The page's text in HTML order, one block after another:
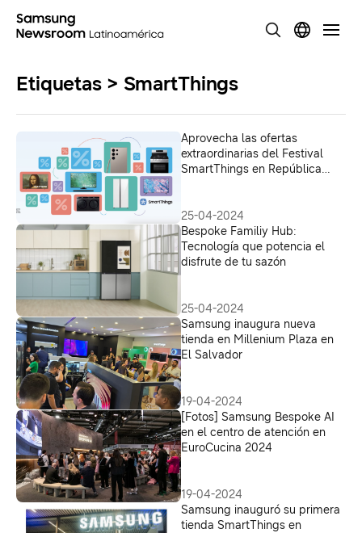
Etiquetas > SmartThings
Aprovecha las ofertas
extraordinarias del Festival
SmartThings en República
25-04-2024
Bespoke Familiy Hub:
Tecnología que potencia el
disfrute de tu sazón
25-04-2024
Samsung inaugura nueva
tienda en Millenium Plaza en
El Salvador
19-04-2024
[Fotos] Samsung Bespoke AI
en el centro de atención en
EuroCucina 2024
19-04-2024
Samsung inauguró su primera
tienda SmartThings en